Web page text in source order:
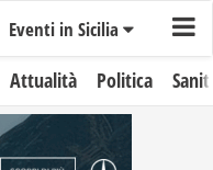
Eventi in Sicilia
Attualità Politica